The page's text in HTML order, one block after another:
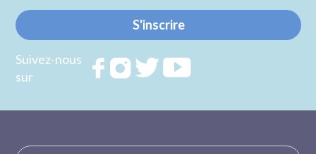
S'inscrire
Suivez-nous
sur
RejoignezRejoignezRejoignez